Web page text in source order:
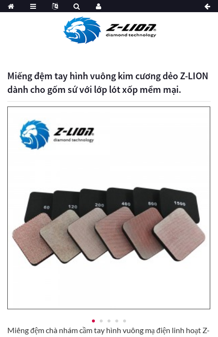
Miếng đệm tay hình vuông kim cương dẻo Z-LION
dành cho gốm sứ với lớp lót xốp mềm mại.
Miếng đệm chà nhám cầm tay hình vuông mạ điện linh hoạt Z-